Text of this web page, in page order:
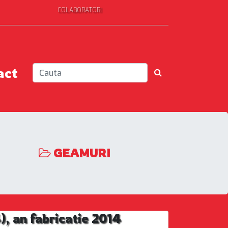
COLABORATORI
GEAMURI
an fabricatie 2014